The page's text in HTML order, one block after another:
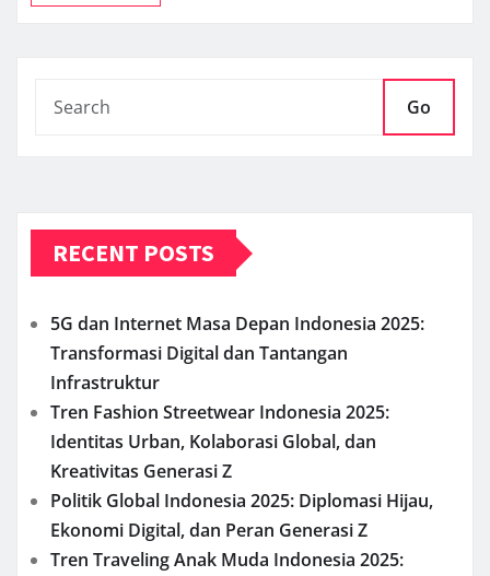
Go
RECENT POSTS
5G dan Internet Masa Depan Indonesia 2025:
Transformasi Digital dan Tantangan
Infrastruktur
Tren Fashion Streetwear Indonesia 2025:
Identitas Urban, Kolaborasi Global, dan
Kreativitas Generasi Z
Politik Global Indonesia 2025: Diplomasi Hijau,
Ekonomi Digital, dan Peran Generasi Z
Tren Traveling Anak Muda Indonesia 2025: